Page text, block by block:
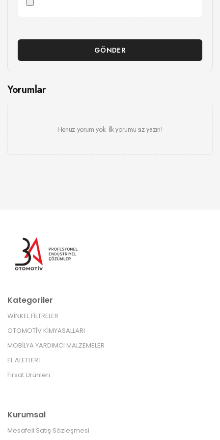
GÖNDER
Yorumlar
Henüz yorum yok. İlk yorumu siz yazın!
Kategoriler
WİNKEL FİLTRELER
OTOMOTİV KİMYASALLARI
MOBİLYA YARDIMCI MALZEMELER
EL ALETLERİ
Fırsat Ürünleri
Kurumsal
Mesafeli Satış Sözleşmesi